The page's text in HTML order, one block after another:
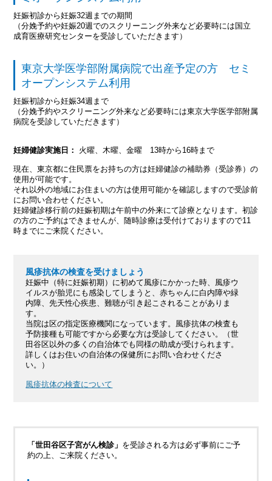
妊娠初診から妊娠32週までの期間
（分娩予約や妊娠20週でのスクリーニング外来など必要時には国立
成育医療研究センターを受診していただきます）
東京大学医学部附属病院で出産予定の方 セミ
オープンシステム利用
妊娠初診から妊娠34週まで
（分娩予約やスクリーニング外来など必要時には東京大学医学部附属
病院を受診していただきます）
妊婦健診実施日： 火曜、木曜、金曜 13時から16時まで
現在、東京都に住民票をお持ちの方は妊婦健診の補助券（受診券）の
使用が可能です。
それ以外の地域にお住まいの方は使用可能かを確認しますので受診前
にお問い合わせください。
妊婦健診移行前の妊娠初期は午前中の外来にて診療となります。初診
の方のご予約はできませんが、随時診療は受付けておりますので11
時までにご来院ください。
風疹抗体の検査を受けましょう
妊娠中（特に妊娠初期）に初めて風疹にかかった時、風疹ウ
イルスが胎児にも感染してしまうと、赤ちゃんに白内障や緑
内障、先天性心疾患、難聴が引き起こされることがありま
す。
当院は区の指定医療機関になっています。風疹抗体の検査も
予防接種も可能ですから必要な方は受診してください。（世
田谷区以外の多くの自治体でも同様の助成が受けられます。
詳しくはお住いの自治体の保健所にお問い合わせくださ
い。）
風疹抗体の検査について
「世田谷区子宮がん検診」 を受診される方は必ず事前にご予
約の上、ご来院ください。